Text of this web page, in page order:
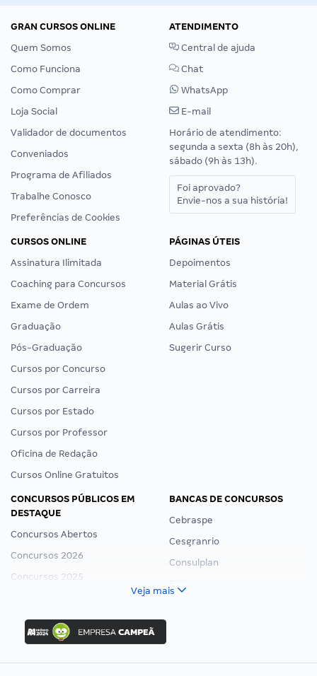
GRAN CURSOS ONLINE
Quem Somos
Como Funciona
Como Comprar
Loja Social
Validador de documentos
Conveniados
Programa de Afiliados
Trabalhe Conosco
Preferências de Cookies
ATENDIMENTO
Central de ajuda
Chat
WhatsApp
E-mail
Horário de atendimento:
segunda a sexta (8h às 20h),
sábado (9h às 13h).
Foi aprovado?
Envie-nos a sua história!
CURSOS ONLINE
Assinatura Ilimitada
Coaching para Concursos
Exame de Ordem
Graduação
Pós-Graduação
Cursos por Concurso
Cursos por Carreira
Cursos por Estado
Cursos por Professor
Oficina de Redação
Cursos Online Gratuitos
PÁGINAS ÚTEIS
Depoimentos
Material Grátis
Aulas ao Vivo
Aulas Grátis
Sugerir Curso
CONCURSOS PÚBLICOS EM
DESTAQUE
Concursos Abertos
Concursos 2026
Concursos 2025
Concurso Nacional Unificado
Concurso Ibama
Concurso MPU
Editais publicados
BANCAS DE CONCURSOS
Cebraspe
Cesgranrio
Consulplan
Veja mais